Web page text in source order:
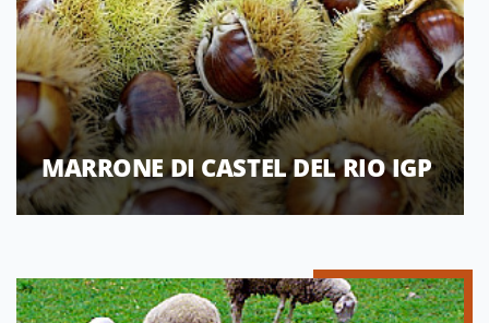
MARRONE DI CASTEL DEL RIO IGP